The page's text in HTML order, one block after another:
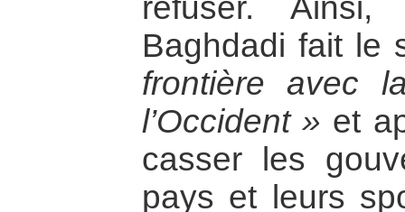
refuser.
Baghdadi fait le
frontière avec
l’Occident » et
casser les
pays et leurs